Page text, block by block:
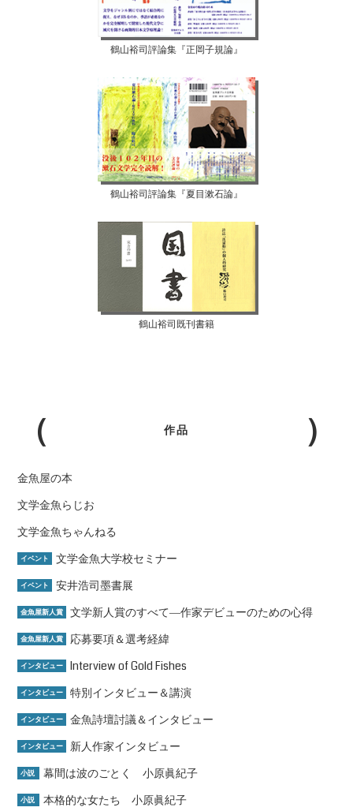
鶴山裕司評論集『正岡子規論』
鶴山裕司評論集『夏目漱石論』
鶴山裕司既刊書籍
作品
金魚屋の本
文学金魚らじお
文学金魚ちゃんねる
イベント 文学金魚大学校セミナー
イベント 安井浩司墨書展
金魚屋新人賞 文学新人賞のすべて―作家デビューのための心得
金魚屋新人賞 応募要項＆選考経緯
インタビュー Interview of Gold Fishes
インタビュー 特別インタビュー＆講演
インタビュー 金魚詩壇討議＆インタビュー
インタビュー 新人作家インタビュー
小説 幕間は波のごとく 小原眞紀子
小説 本格的な女たち 小原眞紀子